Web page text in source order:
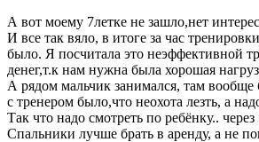
А вот моему 7летке не зашло,нет
И все так вяло, в итоге за час
было. Я посчитала это неэффективной
денег,т.к нам нужна была хорошая
А рядом мальчик занимался, там вообще
с тренером было,что неохота лезть, а
Так что надо смотреть по ребёнку.. через
Спальники лучше брать в аренду, а не